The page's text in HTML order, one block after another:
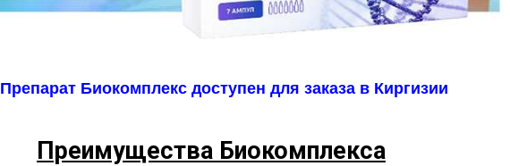
Препарат Биокомплекс доступен для заказа в Киргизии
Преимущества Биокомплекса